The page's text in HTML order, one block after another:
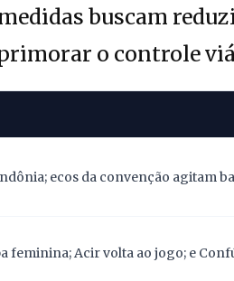
buscam
o controle
ecos da convenção agitam
feminina; Acir volta ao jogo; e